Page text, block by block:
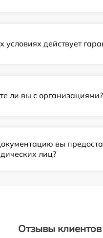
условиях действует
ли вы с организациями?
вы
лиц?
Отзывы клиентов